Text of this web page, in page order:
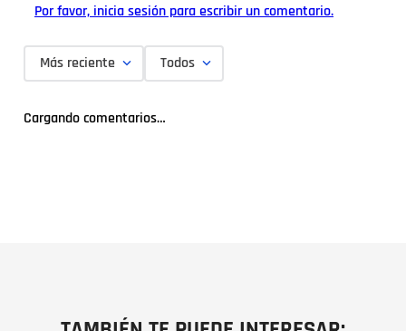
Por favor, inicia sesión para escribir un comentario.
Más reciente Todos
Cargando comentarios…